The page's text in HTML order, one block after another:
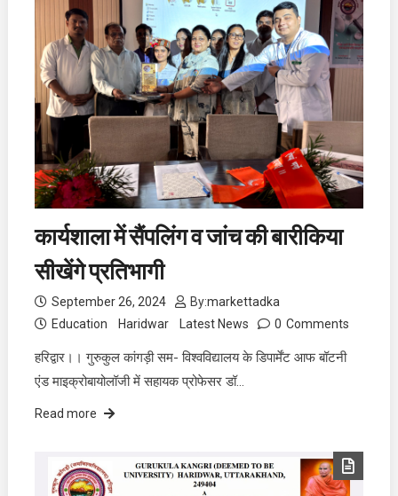
कार्यशाला में सैंपलिंग व जांच की बारीकिया
सीखेंगे प्रतिभागी
September 26, 2024 By:markettadka
Education
Haridwar Latest News 0 Comments
हरिद्वार।। गुरुकुल कांगड़ी सम- विश्वविद्यालय के डिपार्मेंट आफ बॉटनी
एंड माइक्रोबायोलॉजी में सहायक प्रोफेसर डॉ…
Read more